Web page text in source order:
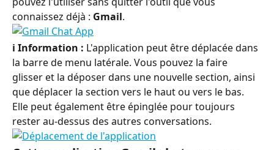
connaissez déjà : Gmail.
ℹ️ Information : L'application peut être déplacée dans
la barre de menu latérale. Vous pouvez la faire
glisser et la déposer dans une nouvelle section, ainsi
que déplacer la section vers le haut ou vers le bas.
Elle peut également être épinglée pour toujours
rester au-dessus des autres conversations.